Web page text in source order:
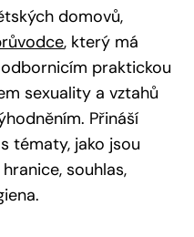
domovů,
, který má
praktickou
sexuality a vztahů
Přináší
tématy, jako jsou
souhlas,